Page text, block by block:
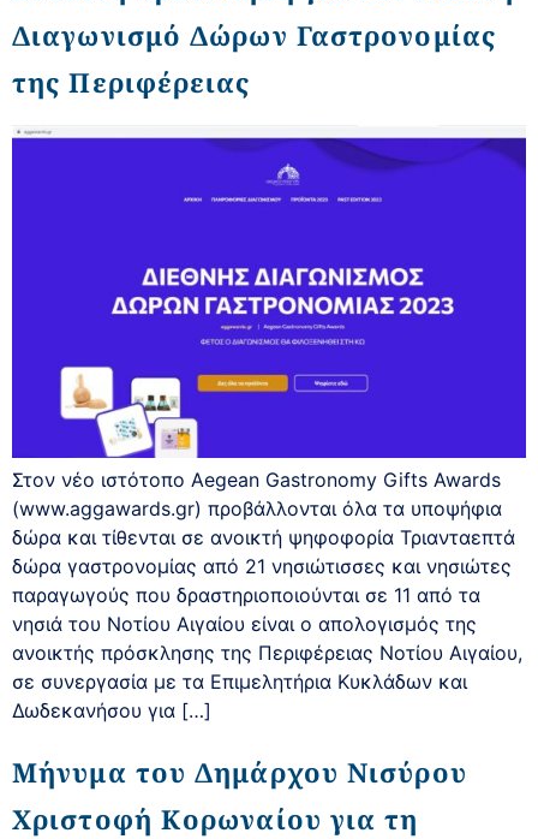
Διαγωνισμό Δώρων Γαστρονομίας
της Περιφέρειας
Στον νέο ιστότοπο Aegean Gastronomy Gifts Awards
(www.aggawards.gr) προβάλλονται όλα τα υποψήφια
δώρα και τίθενται σε ανοικτή ψηφοφορία Τριανταεπτά
δώρα γαστρονομίας από 21 νησιώτισσες και νησιώτες
παραγωγούς που δραστηριοποιούνται σε 11 από τα
νησιά του Νοτίου Αιγαίου είναι ο απολογισμός της
ανοικτής πρόσκλησης της Περιφέρειας Νοτίου Αιγαίου,
σε συνεργασία με τα Επιμελητήρια Κυκλάδων και
Δωδεκανήσου για […]
Μήνυμα του Δημάρχου Νισύρου
Χριστοφή Κορωναίου για τη